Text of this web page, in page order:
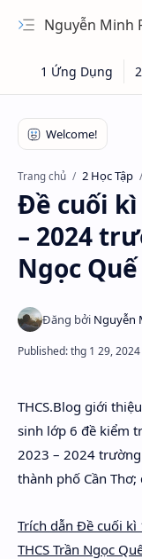
Nguyễn Minh Phương - Blog Chia
Hidden Menu
Hidden Menu
Trang chủ 2 Học Tập
Đề cuối kì
– 2024
Ngọc
THCS.Blog giới
sinh lớp 6 đề kiểm
2023 – 2024 trường
thành phố Cần
Trích dẫn Đề cuối
THCS Trần Ngọc